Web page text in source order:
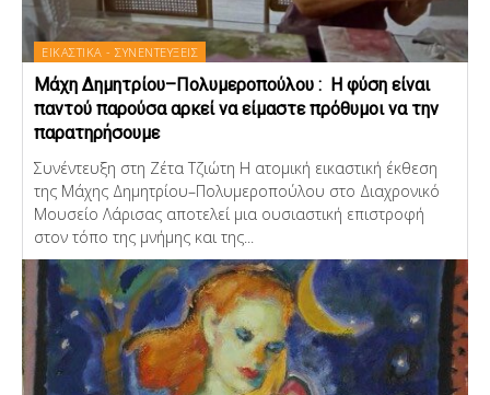
ΕΙΚΑΣΤΙΚΑ - ΣΥΝΕΝΤΕΥΞΕΙΣ
Μάχη Δημητρίου–Πολυμεροπούλου : Η φύση είναι
παντού παρούσα αρκεί να είμαστε πρόθυμοι να την
παρατηρήσουμε
Συνέντευξη στη Ζέτα Τζιώτη Η ατομική εικαστική έκθεση
της Μάχης Δημητρίου–Πολυμεροπούλου στο Διαχρονικό
Μουσείο Λάρισας αποτελεί μια ουσιαστική επιστροφή
στον τόπο της μνήμης και της...